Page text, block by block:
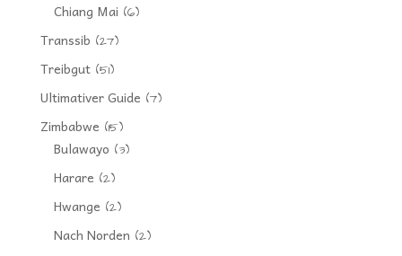
Chiang Mai (6)
Transsib (27)
Treibgut(51)
Ultimativer Guide (7)
Zimbabwe (15)
Bulawayo (3)
Harare (2)
Hwange (2)
Nach Norden (2)